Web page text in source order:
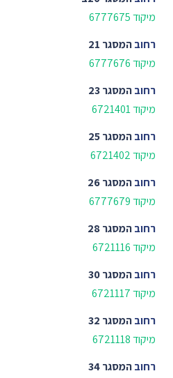
מיקוד 6777675
רחובהמסגר 21
מיקוד 6777676
רחובהמסגר 23
מיקוד 6721401
רחובהמסגר 25
מיקוד 6721402
רחובהמסגר 26
מיקוד 6777679
רחובהמסגר 28
מיקוד 6721116
רחובהמסגר 30
מיקוד 6721117
רחובהמסגר 32
מיקוד 6721118
רחובהמסגר 34